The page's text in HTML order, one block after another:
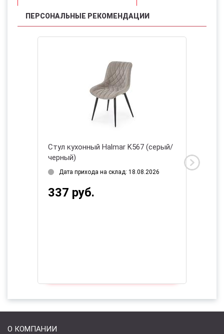
ПЕРСОНАЛЬНЫЕ РЕКОМЕНДАЦИИ
K567 (серый/
Стул кухонный Halmar K366
Дата прихода на склад: 18.08.2026
439 руб.
О КОМПАНИИ